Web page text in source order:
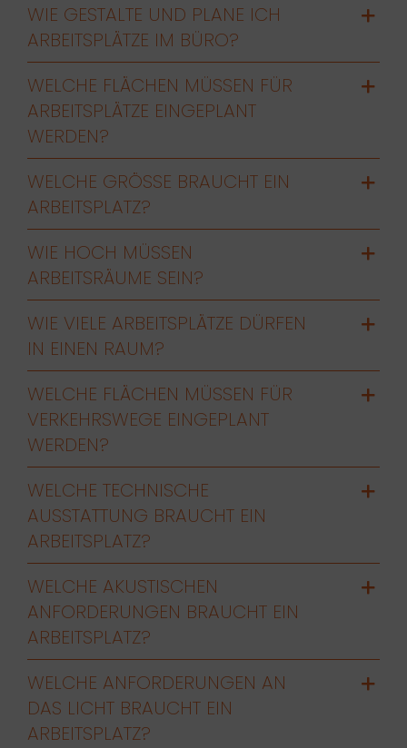
WIE GESTALTE UND PLANE ICH
ARBEITSPLÄTZE IM BÜRO?
WELCHE FLÄCHEN MÜSSEN FÜR
ARBEITSPLÄTZE EINGEPLANT
WERDEN?
WELCHE GRÖSSE BRAUCHT EIN A
RBEITSPLATZ?
WIE HOCH MÜSSEN
ARBEITSRÄUME SEIN?
WIE VIELE ARBEITSPLÄTZE DÜRFEN
IN EINEN RAUM?
WELCHE FLÄCHEN MÜSSEN FÜR
VERKEHRSWEGE EINGEPLANT
WERDEN?
WELCHE TECHNISCHE
AUSSTATTUNG BRAUCHT EIN
ARBEITSPLATZ?
WELCHE AKUSTISCHEN
ANFORDERUNGEN BRAUCHT EIN
ARBEITSPLATZ?
WELCHE ANFORDERUNGEN AN
DAS LICHT BRAUCHT EIN
ARBEITSPLATZ?